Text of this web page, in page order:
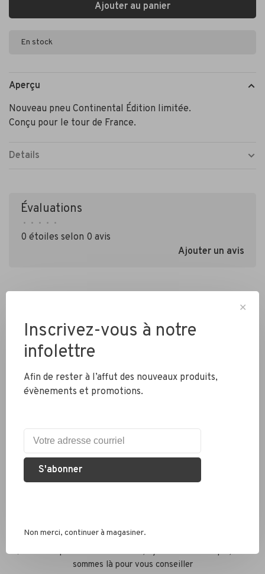
Ajouter au panier
En stock
Aperçu
Nouveau pneu Continental Édition limitée.
Conçu pour le tour de France.
Details
Évaluations
• • • • •
0 étoiles selon 0 avis
Ajouter un avis
Colis envoyés en 2 jours
Services conseil
Que ce soit pour un vélo de route, hybride ou électrique, nous
sommes là pour vous conseiller
✕
Inscrivez-vous à notre
infolettre
Afin de rester à l’affut des nouveaux produits,
évènements et promotions.
S'abonner
Non merci, continuer à magasiner.